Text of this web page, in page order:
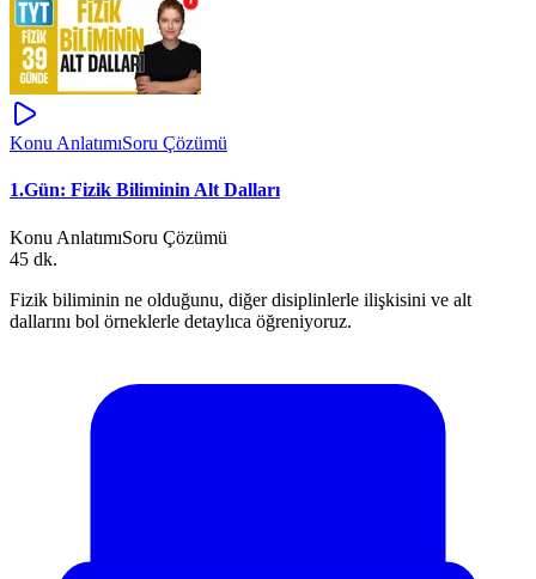
Konu AnlatımıSoru Çözümü
1.Gün: Fizik Biliminin Alt Dalları
Konu AnlatımıSoru Çözümü
45 dk.
Fizik biliminin ne olduğunu, diğer disiplinlerle ilişkisini ve alt
dallarını bol örneklerle detaylıca öğreniyoruz.